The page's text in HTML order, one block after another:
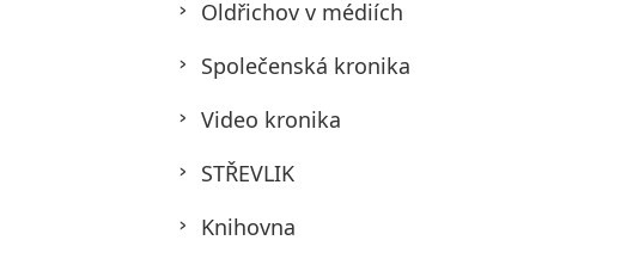
Oldřichov v médiích
Společenská kronika
Video kronika
STŘEVLIK
Knihovna